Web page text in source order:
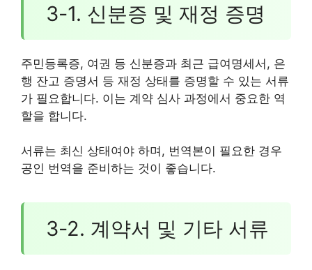
3-1. 신분증 및 재정 증명
주민등록증, 여권 등 신분증과 최근 급여명세서, 은
행 잔고 증명서 등 재정 상태를 증명할 수 있는 서류
가 필요합니다. 이는 계약 심사 과정에서 중요한 역
할을 합니다.
서류는 최신 상태여야 하며, 번역본이 필요한 경우
공인 번역을 준비하는 것이 좋습니다.
3-2. 계약서 및 기타 서류